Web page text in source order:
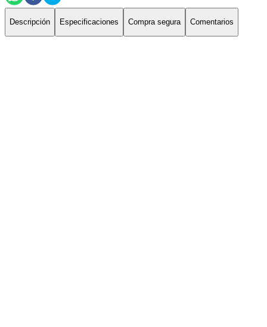
Descripción Especificaciones Compra segura Comentarios